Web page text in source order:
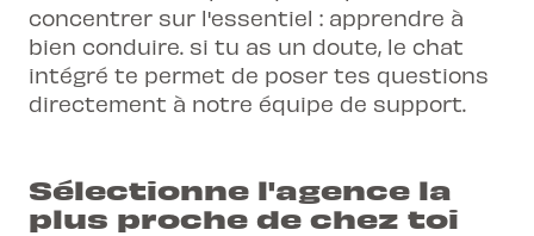
concentrer sur l'essentiel : apprendre à
bien conduire. si tu as un doute, le chat
intégré te permet de poser tes questions
directement à notre équipe de support.
Sélectionne l'agence la
plus proche de chez toi